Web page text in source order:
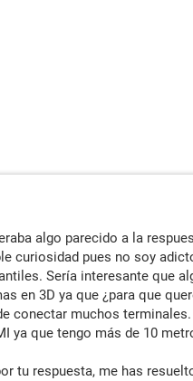
algo parecido a la
curiosidad pues no soy
Sería interesante que
en 3D ya que ¿para que
conectar muchos terminales.
ya que tengo más de 10
tu respuesta, me has